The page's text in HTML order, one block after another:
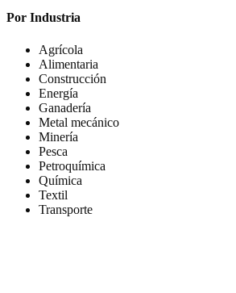
Por Industria
Agrícola
Alimentaria
Construcción
Energía
Ganadería
Metal mecánico
Minería
Pesca
Petroquímica
Química
Textil
Transporte